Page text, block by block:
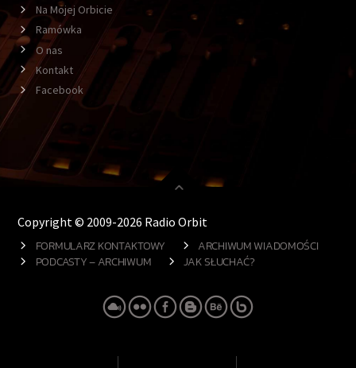
Na Mojej Orbicie
Ramówka
O nas
Kontakt
Facebook
Copyright © 2009-2026 Radio Orbit
FORMULARZ KONTAKTOWY
ARCHIWUM WIADOMOŚCI
PODCASTY – ARCHIWUM
JAK SŁUCHAĆ?